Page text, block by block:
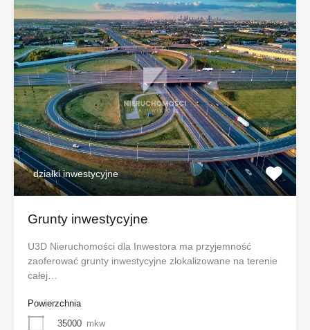
działki inwestycyjne
Grunty inwestycyjne
U3D Nieruchomości dla Inwestora ma przyjemność
zaoferować grunty inwestycyjne zlokalizowane na terenie
całej…
Powierzchnia
35000 mkw